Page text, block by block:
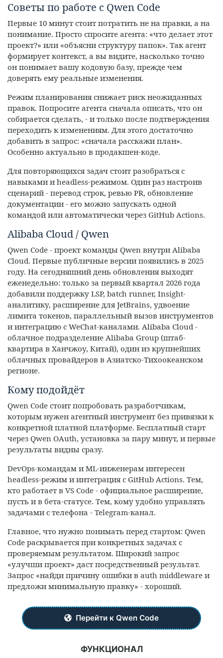
Советы по работе с Qwen Code
Первые 10 минут стоит потратить не на правки, а на
понимание. Просто спросите агента: «что делает этот
проект?» или «объясни структуру папок». Так агент
формирует контекст, а вы видите, насколько точно
он понимает вашу кодовую базу, прежде чем
доверять ему реальные изменения.
Режим планирования снижает риск неожиданных
правок. Попросите агента сначала описать, что он
собирается сделать, - и только после подтверждения
переходить к изменениям. Для этого достаточно
добавить в запрос: «сначала расскажи план».
Особенно актуально в продакшен-коде.
Для повторяющихся задач стоит разобраться с
навыками и headless-режимом. Один раз настроив
сценарий - перевод строк, ревью PR, обновление
документации - его можно запускать одной
командой или автоматически через GitHub Actions.
Alibaba Cloud / Qwen
Qwen Code - проект команды Qwen внутри Alibaba
Cloud. Первые публичные версии появились в 2025
году. На сегодняшний день обновления выходят
еженедельно: только за первый квартал 2026 года
добавили поддержку LSP, batch runner, Insight-
аналитику, расширение для JetBrains, удвоение
лимита токенов, параллельный вызов инструментов
и интеграцию с WeChat-каналами. Alibaba Cloud -
облачное подразделение Alibaba Group (штаб-
квартира в Ханчжоу, Китай), один из крупнейших
облачных провайдеров в Азиатско-Тихоокеанском
регионе.
Кому подойдёт
Qwen Code стоит попробовать разработчикам,
которым нужен агентный инструмент без привязки к
конкретной платной платформе. Бесплатный старт
через Qwen OAuth, установка за пару минут, и первые
результаты видны сразу.
DevOps-командам и ML-инженерам интересен
headless-режим и интеграция с GitHub Actions. Тем,
кто работает в VS Code - официальное расширение,
пусть и в бета-статусе. Тем, кому удобно управлять
задачами с телефона - Telegram-канал.
Главное, что нужно понимать перед стартом: Qwen
Code раскрывается при конкретных задачах с
проверяемым результатом. Широкий запрос
«улучши проект» даст посредственный результат.
Запрос «найди причину ошибки в auth middleware и
предложи минимальную правку» - хороший.
Перейти к Qwen Code
ФУНКЦИОНАЛ